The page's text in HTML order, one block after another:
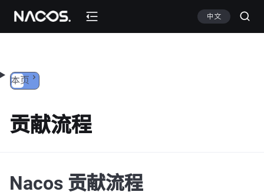
跳转到内容 中文
本页
贡献流程
Nacos 贡献流程